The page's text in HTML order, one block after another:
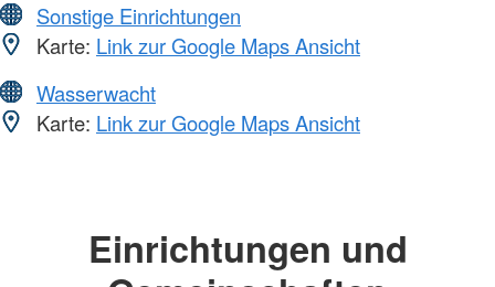
Sonstige Einrichtungen
Karte: Link zur Google Maps Ansicht
Wasserwacht
Karte: Link zur Google Maps Ansicht
Einrichtungen und